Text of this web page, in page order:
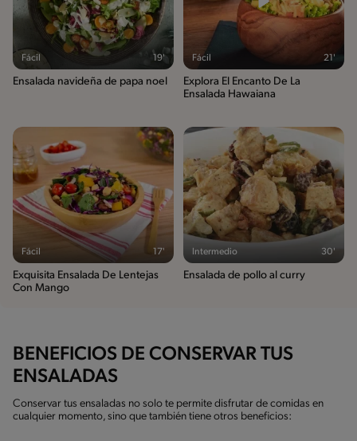
Fácil 19'
Ensalada navideña de papa noel
Fácil 21'
Explora El Encanto De La
Ensalada Hawaiana
Fácil 17'
Exquisita Ensalada De Lentejas
Con Mango
Intermedio 30'
Ensalada de pollo al curry
BENEFICIOS DE CONSERVAR TUS
ENSALADAS
Conservar tus ensaladas no solo te permite disfrutar de comidas en
cualquier momento, sino que también tiene otros beneficios: